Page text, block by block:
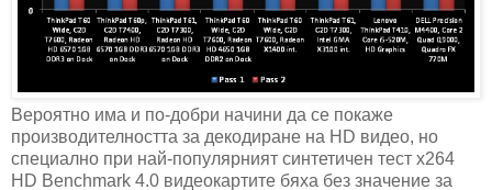
Вероятно има и по-добри начини да се покаже
производителността за декодиране на HD видео, но
специално при най-популярният синтетичен тест x264
HD Benchmark 4.0 видеокартите бяха без значение за